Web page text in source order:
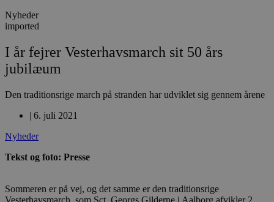
Nyheder
imported
I år fejrer Vesterhavsmarch sit 50 års
jubilæum
Den traditionsrige march på stranden har udviklet sig gennem årene
| 6. juli 2021
Nyheder
Tekst og foto: Presse
Sommeren er på vej, og det samme er den traditionsrige
Vesterhavsmarch, som Sct. Georgs Gilderne i Aalborg afvikler 2.